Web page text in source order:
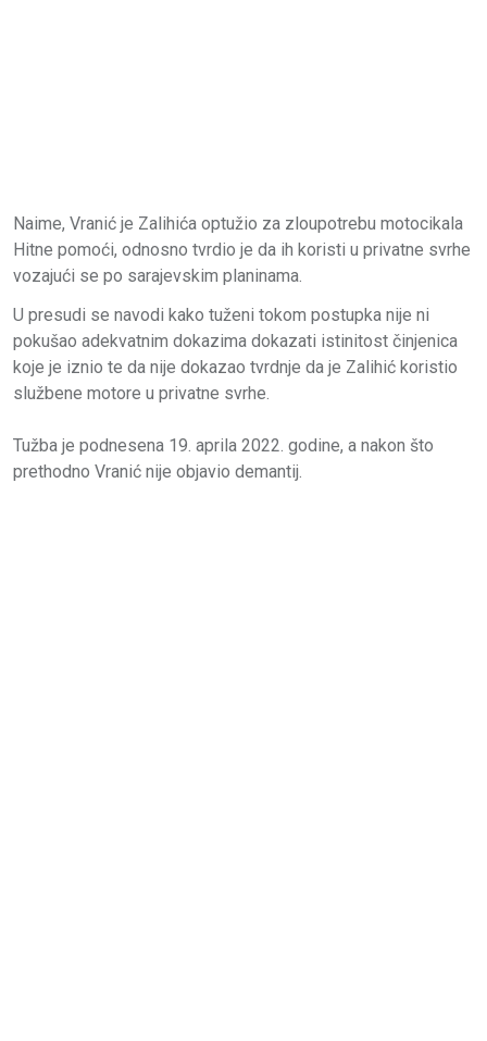
Naime, Vranić je Zalihića optužio za zloupotrebu motocikala
Hitne pomoći, odnosno tvrdio je da ih koristi u privatne svrhe
vozajući se po sarajevskim planinama.
U presudi se navodi kako tuženi tokom postupka nije ni
pokušao adekvatnim dokazima dokazati istinitost činjenica
koje je iznio te da nije dokazao tvrdnje da je Zalihić koristio
službene motore u privatne svrhe.
Tužba je podnesena 19. aprila 2022. godine, a nakon što
prethodno Vranić nije objavio demantij.